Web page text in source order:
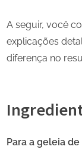
A seguir, você
explicações
diferença no
Para a geleia